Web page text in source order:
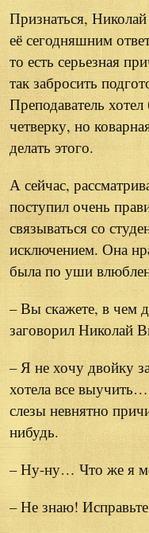
Признаться,
её сегодняшним
то есть серьезная
так забросить
Преподаватель
четверку, но
делать этого.
А сейчас,
поступил очень
связываться со
исключением. Она
была по уши
– Вы скажете, в чем
заговорил Николай
– Я не хочу двойку
хотела все
слезы невнятно
нибудь.
– Ну-ну… Что же я
– Не знаю!